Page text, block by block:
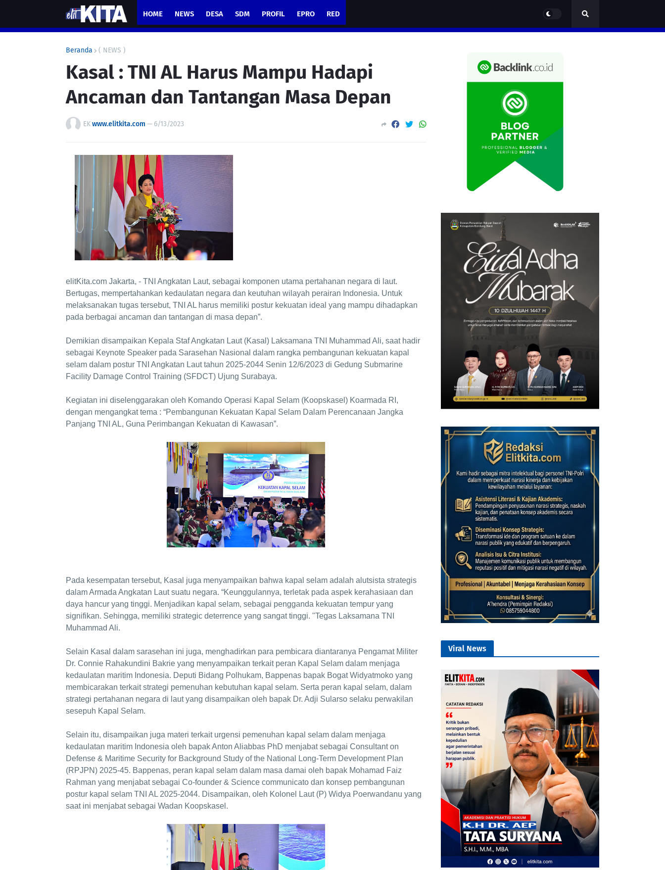
HOME NEWS DESA SDM PROFIL EPRO RED
Beranda ( NEWS )
Kasal : TNI AL Harus Mampu Hadapi
Ancaman dan Tantangan Masa Depan
EKwww.elitkita.com — 6/13/2023
elitKita.com Jakarta, - TNI Angkatan Laut, sebagai komponen utama pertahanan negara di laut.
Bertugas, mempertahankan kedaulatan negara dan keutuhan wilayah perairan Indonesia. Untuk
melaksanakan tugas tersebut, TNI AL harus memiliki postur kekuatan ideal yang mampu dihadapkan
pada berbagai ancaman dan tantangan di masa depan”.
Demikian disampaikan Kepala Staf Angkatan Laut (Kasal) Laksamana TNI Muhammad Ali, saat hadir
sebagai Keynote Speaker pada Sarasehan Nasional dalam rangka pembangunan kekuatan kapal
selam dalam postur TNI Angkatan Laut tahun 2025-2044 Senin 12/6/2023 di Gedung Submarine
Facility Damage Control Training (SFDCT) Ujung Surabaya.
Kegiatan ini diselenggarakan oleh Komando Operasi Kapal Selam (Koopskasel) Koarmada RI,
dengan mengangkat tema : “Pembangunan Kekuatan Kapal Selam Dalam Perencanaan Jangka
Panjang TNI AL, Guna Perimbangan Kekuatan di Kawasan”.
Pada kesempatan tersebut, Kasal juga menyampaikan bahwa kapal selam adalah alutsista strategis
dalam Armada Angkatan Laut suatu negara. “Keunggulannya, terletak pada aspek kerahasiaan dan
daya hancur yang tinggi. Menjadikan kapal selam, sebagai pengganda kekuatan tempur yang
signifikan. Sehingga, memiliki strategic deterrence yang sangat tinggi. "Tegas Laksamana TNI
Muhammad Ali.
Selain Kasal dalam sarasehan ini juga, menghadirkan para pembicara diantaranya Pengamat Militer
Dr. Connie Rahakundini Bakrie yang menyampaikan terkait peran Kapal Selam dalam menjaga
kedaulatan maritim Indonesia. Deputi Bidang Polhukam, Bappenas bapak Bogat Widyatmoko yang
membicarakan terkait strategi pemenuhan kebutuhan kapal selam. Serta peran kapal selam, dalam
strategi pertahanan negara di laut yang disampaikan oleh bapak Dr. Adji Sularso selaku perwakilan
sesepuh Kapal Selam.
Selain itu, disampaikan juga materi terkait urgensi pemenuhan kapal selam dalam menjaga
kedaulatan maritim Indonesia oleh bapak Anton Aliabbas PhD menjabat sebagai Consultant on
Defense & Maritime Security for Background Study of the National Long-Term Development Plan
(RPJPN) 2025-45. Bappenas, peran kapal selam dalam masa damai oleh bapak Mohamad Faiz
Rahman yang menjabat sebagai Co-founder & Science communicato dan konsep pembangunan
postur kapal selam TNI AL 2025-2044. Disampaikan, oleh Kolonel Laut (P) Widya Poerwandanu yang
saat ini menjabat sebagai Wadan Koopskasel.
Viral News